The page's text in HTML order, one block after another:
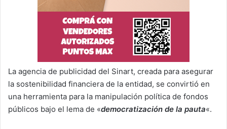
La agencia de publicidad del Sinart, creada para asegurar
la sostenibilidad financiera de la entidad, se convirtió en
una herramienta para la manipulación política de fondos
públicos bajo el lema de «democratización de la pauta«.